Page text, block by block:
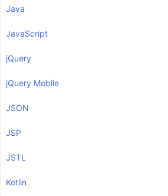
Java
JavaScript
jQuery
jQuery Mobile
JSON
JSP
JSTL
Kotlin